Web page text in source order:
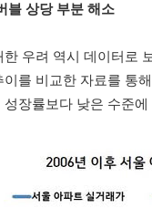
블 상당 부분 해소
한 우려 역시 데이터로
를 비교한 자료를 통
장률보다 낮은 수준